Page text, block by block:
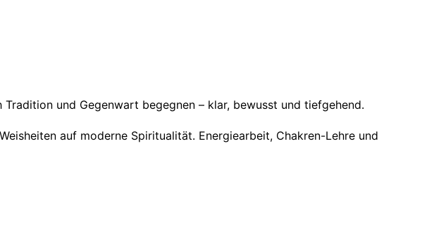
Tradition und Gegenwart begegnen – klar, bewusst und tiefgehend.
auf moderne Spiritualität. Energiearbeit, Chakren-Lehre und